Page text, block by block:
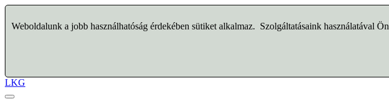
Weboldalunk a jobb használhatóság érdekében sütiket alkalmaz. Szolgáltatásaink használatával
LKG